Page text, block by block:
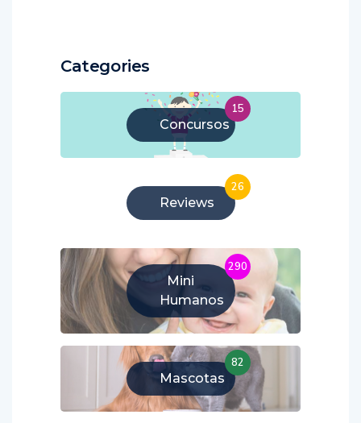
Categories
Concursos
15
Reviews
26
Mini
Humanos
290
Mascotas
82